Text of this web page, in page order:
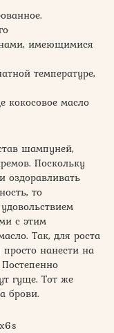
имеющимися
температуре,
кокосовое масло
шампуней,
Поскольку
оздоравливать
то
с этим
Так, для роста
нанести на
гуще. Тот же
брови.